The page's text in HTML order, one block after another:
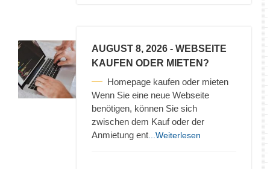
AUGUST 8, 2026 - WEBSEITE
KAUFEN ODER MIETEN?
Homepage kaufen oder mieten
Wenn Sie eine neue Webseite
benötigen, können Sie sich
zwischen dem Kauf oder der
Anmietung ent ...Weiterlesen